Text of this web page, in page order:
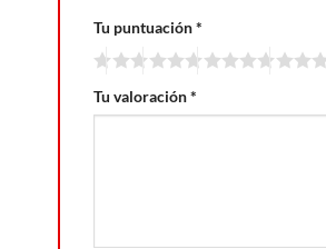
Tu puntuación*
Tu valoración*